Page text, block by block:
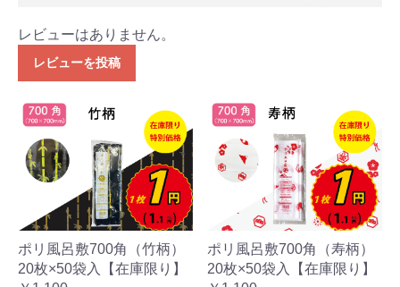
レビューはありません。
レビューを投稿
ポリ風呂敷700角（竹柄）
20枚×50袋入【在庫限り】
ポリ風呂敷700角（寿柄）
20枚×50袋入【在庫限り】